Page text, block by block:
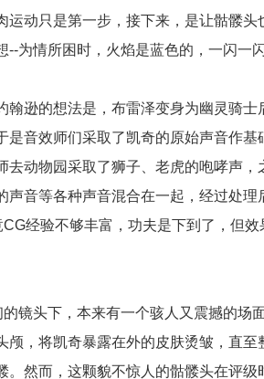
运动只是第一步，接下来，是让骷髅
--为情所困时，火焰是蓝色的，一闪一
的想法是，布雷泽变身为幽灵骑士
是音效师们采取了凯奇的原始声音作
去动物园采取了狮子、老虎的咆哮声
音等各种声音混合在一起，经过处理
经验不够丰富，功夫是下到了，但效
头下，本来有一个骇人又震撼的场
颅，将凯奇暴露在外的皮肤烫皱，直
。然而，这颗貌不惊人的骷髅头在评